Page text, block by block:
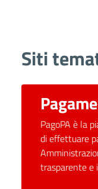
Siti
PagoPA è la
di effettuare
trasparente e